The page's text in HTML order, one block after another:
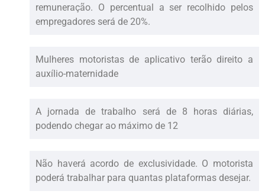
remuneração. O percentual a ser recolhido pelos
empregadores será de 20%.
Mulheres motoristas de aplicativo terão direito a
auxílio-maternidade
A jornada de trabalho será de 8 horas diárias,
podendo chegar ao máximo de 12
Não haverá acordo de exclusividade. O motorista
poderá trabalhar para quantas plataformas desejar.